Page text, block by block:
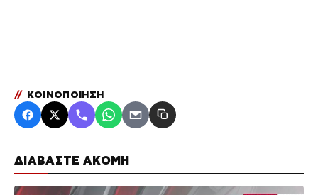
ΔΙΑΒΑΣΤΕ ΑΚΟΜΗ
// ΚΟΙΝΟΠΟΙΗΣΗ